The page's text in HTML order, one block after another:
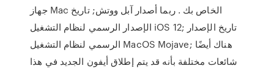
جهاز Mac الخاص بك . ربما أصدار آبل ووتش; تاريخ
الإصدار الرسمي لنظام التشغيل iOS 12; تاريخ الإصدار
الرسمي لنظام التشغيل MacOS Mojave; هناك أيضًا
شائعات مختلفة بأنه قد يتم إطلاق أيفون الجديد في هذا